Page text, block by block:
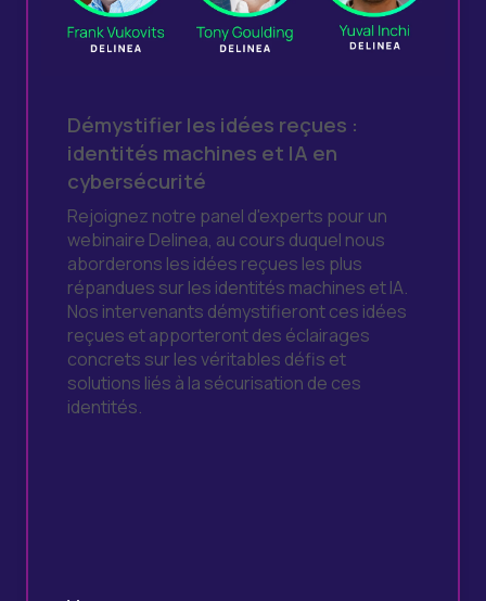
Démystifier les idées reçues :
identités machines et IA en
cybersécurité
Rejoignez notre panel d'experts pour un
webinaire Delinea, au cours duquel nous
aborderons les idées reçues les plus
répandues sur les identités machines et IA.
Nos intervenants démystifieront ces idées
reçues et apporteront des éclairages
concrets sur les véritables défis et
solutions liés à la sécurisation de ces
identités.